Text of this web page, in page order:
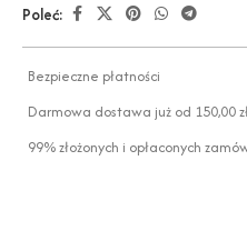
Poleć:
Bezpieczne płatności
Darmowa dostawa już od 150,00
99% złożonych i opłaconych